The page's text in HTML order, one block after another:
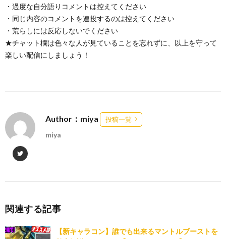
・過度な自分語りコメントは控えてください
・同じ内容のコメントを連投するのは控えてください
・荒らしには反応しないでください
★チャット欄は色々な人が見ていることを忘れずに、以上を守って
楽しい配信にしましょう！
Author：miya 投稿一覧
miya
関連する記事
【新キャラコン】誰でも出来るマントルブーストを